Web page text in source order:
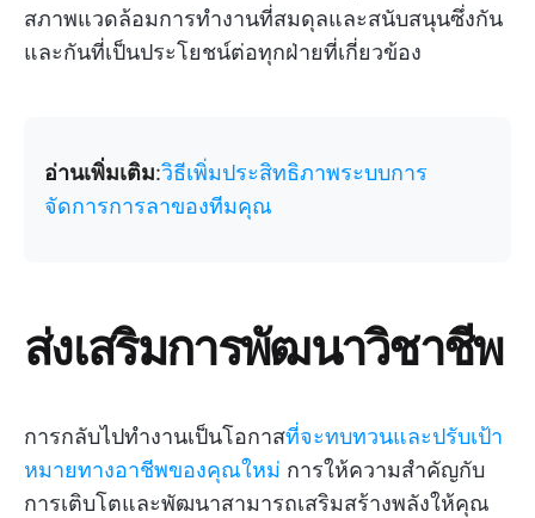
สภาพแวดล้อมการทำงานที่สมดุลและสนับสนุนซึ่งกัน
และกันที่เป็นประโยชน์ต่อทุกฝ่ายที่เกี่ยวข้อง
อ่านเพิ่มเติม:วิธีเพิ่มประสิทธิภาพระบบการ
จัดการการลาของทีมคุณ
ส่งเสริมการพัฒนาวิชาชีพ
การกลับไปทำงานเป็นโอกาสที่จะทบทวนและปรับเป้า
หมายทางอาชีพของคุณใหม่ การให้ความสำคัญกับ
การเติบโตและพัฒนาสามารถเสริมสร้างพลังให้คุณ